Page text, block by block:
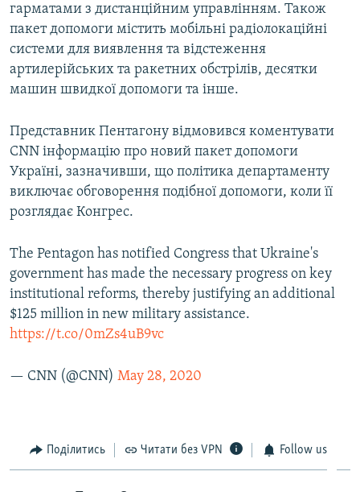
гарматами з дистанційним управлінням. Також
пакет допомоги містить мобільні радіолокаційні
системи для виявлення та відстеження
артилерійських та ракетних обстрілів, десятки
машин швидкої допомоги та інше.
Представник Пентагону відмовився коментувати
CNN інформацію про новий пакет допомоги
Україні, зазначивши, що політика департаменту
виключає обговорення подібної допомоги, коли її
розглядає Конгрес.
The Pentagon has notified Congress that Ukraine's
government has made the necessary progress on key
institutional reforms, thereby justifying an additional
$125 million in new military assistance.
https://t.co/0mZs4uB9vc
— CNN (@CNN) May 28, 2020
Поділитись Читати без VPN Follow us